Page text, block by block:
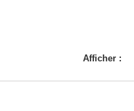
Afficher :